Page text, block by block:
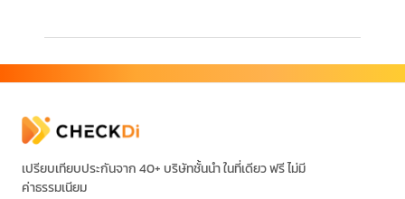
เปรียบเทียบประกันจาก 40+ บริษัทชั้นนำ ในที่เดียว ฟรี ไม่มี
ค่าธรรมเนียม